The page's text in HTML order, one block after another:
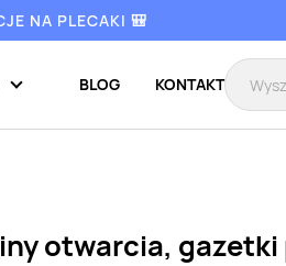
NA PLECAKI 🎒
BLOG KONTAKT
otwarcia,